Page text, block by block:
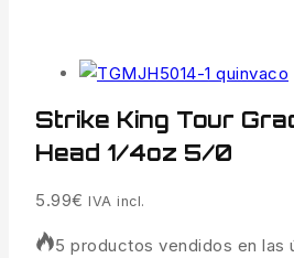
Strike King Tour
Head 1/4oz 5/0
5.99€ IVA incl.
5 productos vendidos en las